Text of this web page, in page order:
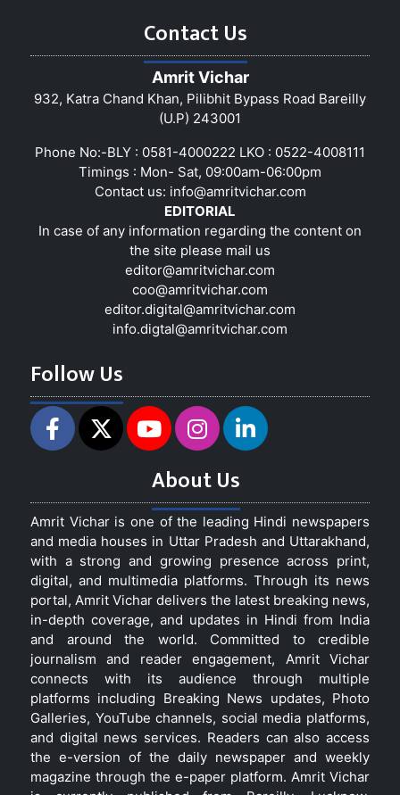
Contact Us
Amrit Vichar
932, Katra Chand Khan, Pilibhit Bypass Road Bareilly
(U.P) 243001
Phone No:-BLY : 0581-4000222 LKO : 0522-4008111
Timings : Mon- Sat, 09:00am-06:00pm
Contact us: info@amritvichar.com
EDITORIAL
In case of any information regarding the content on
the site please mail us
editor@amritvichar.com
coo@amritvichar.com
editor.digital@amritvichar.com
info.digtal@amritvichar.com
Follow Us
About Us
Amrit Vichar is one of the leading Hindi newspapers
and media houses in Uttar Pradesh and Uttarakhand,
with a strong and growing presence across print,
digital, and multimedia platforms. Through its news
portal, Amrit Vichar delivers the latest breaking news,
in-depth coverage, and updates in Hindi from India
and around the world. Committed to credible
journalism and reader engagement, Amrit Vichar
connects with its audience through multiple
platforms including Breaking News updates, Photo
Galleries, YouTube channels, social media platforms,
and digital news services. Readers can also access
the e-version of the daily newspaper and weekly
magazine through the e-paper platform. Amrit Vichar